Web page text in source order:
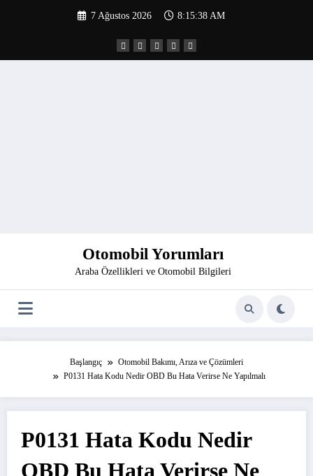
7 Ağustos 2026 8:15:39 AM
Otomobil Yorumları
Araba Özellikleri ve Otomobil Bilgileri
Başlangıç
Otomobil Bakımı, Arıza ve Çözümleri
P0131 Hata Kodu Nedir OBD Bu Hata Verirse Ne Yapılmalı
P0131 Hata Kodu Nedir
OBD Bu Hata Verirse Ne